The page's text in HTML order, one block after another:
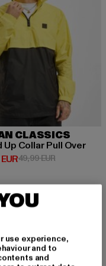
CLASSICS
Up Collar Pull Over
Preis: 20,00 EUR
49,99 EURAktionspreis:
use experience,
and to
and